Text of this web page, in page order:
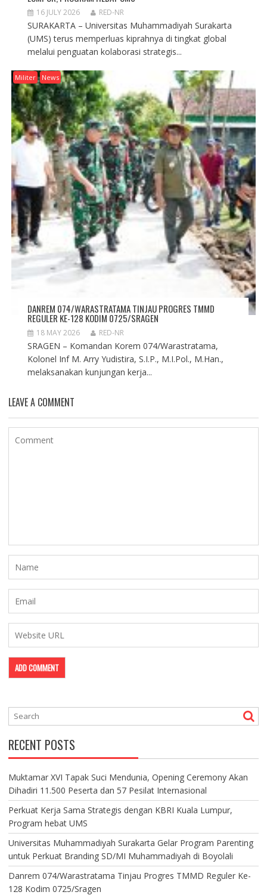
16 JULY 2026 RED-NR
SURAKARTA – Universitas Muhammadiyah Surakarta
(UMS) terus memperluas kiprahnya di tingkat global
melalui penguatan kolaborasi strategis...
Militer News
DANREM 074/WARASTRATAMA TINJAU PROGRES TMMD
REGULER KE-128 KODIM 0725/SRAGEN
18 MAY 2026 RED-NR
SRAGEN – Komandan Korem 074/Warastratama,
Kolonel Inf M. Arry Yudistira, S.I.P., M.I.Pol., M.Han.,
melaksanakan kunjungan kerja...
LEAVE A COMMENT
RECENT POSTS
Muktamar XVI Tapak Suci Mendunia, Opening Ceremony Akan
Dihadiri 11.500 Peserta dan 57 Pesilat Internasional
Perkuat Kerja Sama Strategis dengan KBRI Kuala Lumpur,
Program hebat UMS
Universitas Muhammadiyah Surakarta Gelar Program Parenting
untuk Perkuat Branding SD/MI Muhammadiyah di Boyolali
Danrem 074/Warastratama Tinjau Progres TMMD Reguler Ke-
128 Kodim 0725/Sragen